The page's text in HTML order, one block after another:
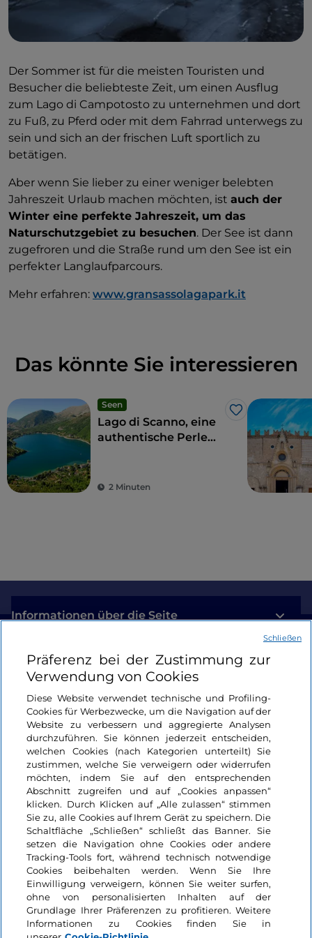
Gebieten, die dem Wasser am nächsten liegen, sind
vielfach Rohrkolben und Sumpfrohr zu sehen,
während man abseits des Sees durch Birkenhaine
Wacholder, Weißdorn, Goldregen und Ginster
abwechseln.
Der Sommer ist für die meisten Touristen und
Besucher die beliebteste Zeit, um einen Ausflug
zum Lago di Campotosto zu unternehmen und dort
zu Fuß, zu Pferd oder mit dem Fahrrad unterwegs zu
sein und sich an der frischen Luft sportlich zu
betätigen.
Aber wenn Sie lieber zu einer weniger belebten
Jahreszeit Urlaub machen möchten, ist auch der
Winter eine perfekte Jahreszeit, um das
Naturschutzgebiet zu besuchen. Der See ist dann
zugefroren und die Straße rund um den See ist ein
perfekter Langlaufparcours.
Mehr erfahren: www.gransassolagapark.it
Das könnte Sie interessieren
Seen
Like
Lago di Scanno, eine
authentische Perle
2 Minuten
Informationen über die Seite
Nützliche Links
Login
Bleiben wir in Kontakt
Präferenz bei der Zustimmung zur
Verwendung von Cookies
Diese Website verwendet technische und Profiling-
Cookies für Werbezwecke, um die Navigation auf der
Website zu verbessern und aggregierte Analysen
durchzuführen. Sie können jederzeit entscheiden,
welchen Cookies (nach Kategorien unterteilt) Sie
zustimmen, welche Sie verweigern oder widerrufen
möchten, indem Sie auf den entsprechenden
Abschnitt zugreifen und auf „Cookies anpassen“
klicken. Durch Klicken auf „Alle zulassen“ stimmen
Sie zu, alle Cookies auf Ihrem Gerät zu speichern. Die
Schaltfläche „Schließen“ schließt das Banner. Sie
setzen die Navigation ohne Cookies oder andere
Tracking-Tools fort, während technisch notwendige
Cookies beibehalten werden. Wenn Sie Ihre
Einwilligung verweigern, können Sie weiter surfen,
ohne von personalisierten Inhalten auf der
Grundlage Ihrer Präferenzen zu profitieren. Weitere
Informationen zu Cookies finden Sie in
Schließen